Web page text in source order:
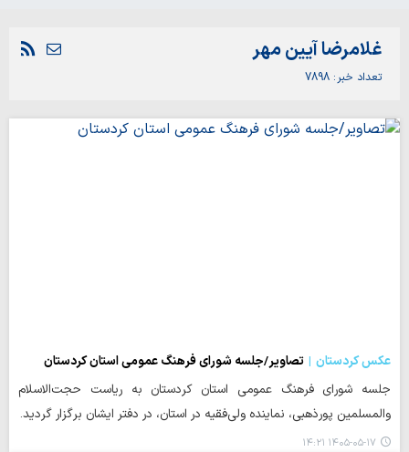
غلامرضا آیین مهر
تعداد خبر 7898
عکس کردستان
تصاویر/جلسه شورای فرهنگ عمومی استان کردستان
جلسه شورای فرهنگ عمومی استان کردستان به ریاست حجت‌الاسلام
والمسلمین پورذهبی، نماینده ولی‌فقیه در استان، در دفتر ایشان برگزار گردید.
۱۴۰۵-۰۵-۱۷ ۱۴:۲۱